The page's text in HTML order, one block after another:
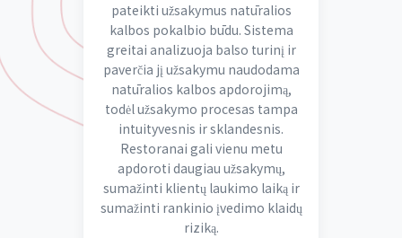
pateikti užsakymus natūralios
kalbos pokalbio būdu. Sistema
greitai analizuoja balso turinį ir
paverčia jį užsakymu naudodama
natūralios kalbos apdorojimą,
todėl užsakymo procesas tampa
intuityvesnis ir sklandesnis.
Restoranai gali vienu metu
apdoroti daugiau užsakymų,
sumažinti klientų laukimo laiką ir
sumažinti rankinio įvedimo klaidų
riziką.